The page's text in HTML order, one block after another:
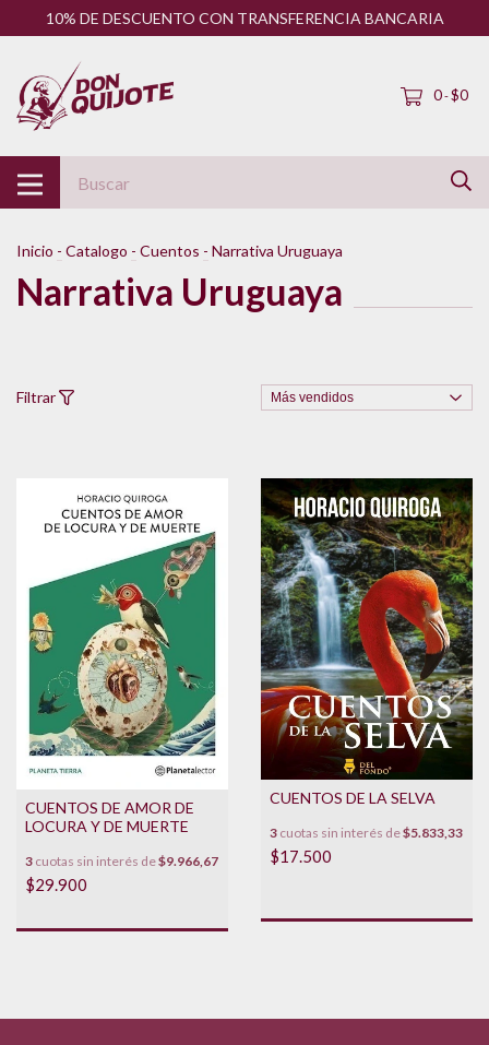
10% DE DESCUENTO CON TRANSFERENCIA BANCARIA
0-$0
Inicio - Catalogo - Cuentos - Narrativa Uruguaya
Narrativa Uruguaya
Filtrar
CUENTOS DE AMOR DE
LOCURA Y DE MUERTE
3 cuotas sin interés de$9.966,67
$29.900
CUENTOS DE LA SELVA
3 cuotas sin interés de$5.833,33
$17.500